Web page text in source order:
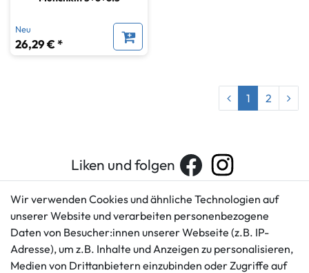
Neu
26,29 € *
1 2
Liken und folgen
Kundenservice
+49 421 596586
Mo. - Fr. 9 - 16 Uhr
Rechtliches
AGB
Impressum
Wir verwenden Cookies und ähnliche Technologien auf
unserer Website und verarbeiten personenbezogene
Daten von Besucher:innen unserer Webseite (z.B. IP-
Adresse), um z.B. Inhalte und Anzeigen zu personalisieren,
Medien von Drittanbietern einzubinden oder Zugriffe auf